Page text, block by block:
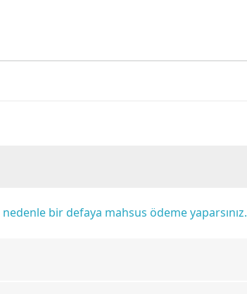
bir defaya mahsus ödeme yaparsınız.